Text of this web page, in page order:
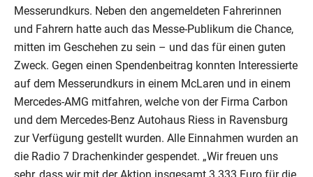
Messerundkurs. Neben den angemeldeten Fahrerinnen
und Fahrern hatte auch das Messe-Publikum die Chance,
mitten im Geschehen zu sein – und das für einen guten
Zweck. Gegen einen Spendenbeitrag konnten Interessierte
auf dem Messerundkurs in einem McLaren und in einem
Mercedes-AMG mitfahren, welche von der Firma Carbon
und dem Mercedes-Benz Autohaus Riess in Ravensburg
zur Verfügung gestellt wurden. Alle Einnahmen wurden an
die Radio 7 Drachenkinder gespendet. „Wir freuen uns